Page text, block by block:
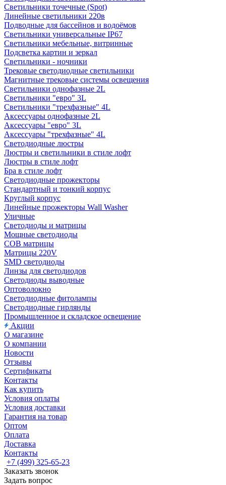
Светильники точечные (Spot)
Линейные светильники 220в
Подводные для бассейнов и водоёмов
Светильники универсальные IP67
Светильники мебельные, витринные
Подсветка картин и зеркал
Светильники - ночники
Трековые светодиодные светильники
Магнитные трековые системы освещения
Светильники однофазные 2L
Светильники "евро" 3L
Светильники "трехфазные" 4L
Аксессуары однофазные 2L
Аксессуары "евро" 3L
Аксессуары "трехфазные" 4L
Светодиодные люстры
Люстры и светильники в стиле лофт
Люстры в стиле лофт
Бра в стиле лофт
Светодиодные прожекторы
Стандартный и тонкий корпус
Круглый корпус
Линейные прожекторы Wall Washer
Уличные
Светодиоды и матрицы
Мощные светодиоды
COB матрицы
Матрицы 220V
SMD светодиоды
Линзы для светодиодов
Светодиоды выводные
Оптоволокно
Светодиодные фитолампы
Светодиодные гирлянды
Промышленное и складское освещение
Акции
О магазине
О компании
Новости
Отзывы
Сертификаты
Контакты
Как купить
Условия оплаты
Условия доставки
Гарантия на товар
Оптом
Оплата
Доставка
Контакты
+7 (499) 325-65-23
Заказать звонок
Задать вопрос